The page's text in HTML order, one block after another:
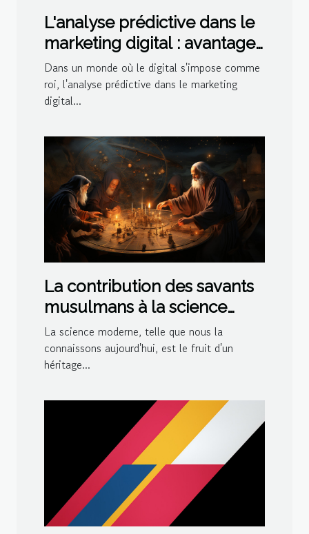
L'analyse prédictive dans le
marketing digital : avantages
et défis
Dans un monde où le digital s'impose comme
roi, l'analyse prédictive dans le marketing
digital...
La contribution des savants
musulmans à la science
moderne
La science moderne, telle que nous la
connaissons aujourd'hui, est le fruit d'un
héritage...